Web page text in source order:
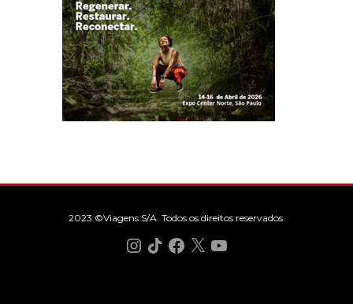
2023 ©Viagens S/A. Todos os direitos reservados.
Instagram
TikTokFacebook
X YouTube